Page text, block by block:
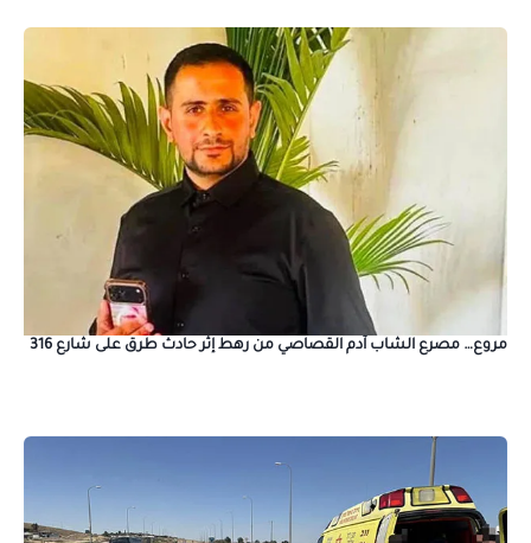
مروع… مصرع الشاب آدم القصاصي من رهط إثر حادث طرق على شارع 316